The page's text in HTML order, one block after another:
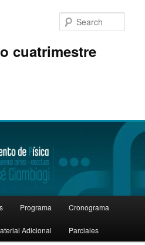
cuatrimestre
Programa Cronograma
Adicional Parciales